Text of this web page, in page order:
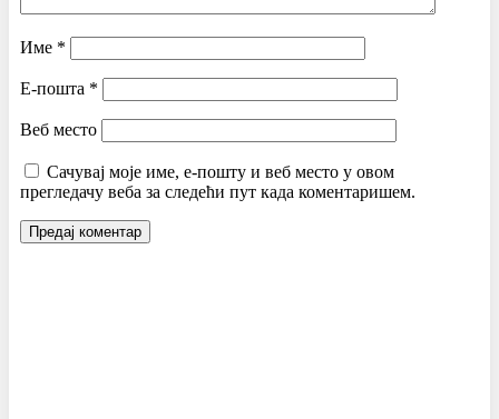
Име *
Е-пошта *
Веб место
Сачувај моје име, е-пошту и веб место у овом
прегледачу веба за следећи пут када коментаришем.